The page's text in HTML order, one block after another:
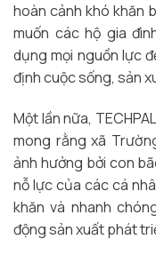
hoàn cảnh khó khăn
muốn các hộ gia
dụng mọi nguồn lực
định cuộc sống, sản
Một lần nữa,
mong rằng xã
ảnh hưởng bởi con
nỗ lực của các cá
khăn và nhanh
động sản xuất phát